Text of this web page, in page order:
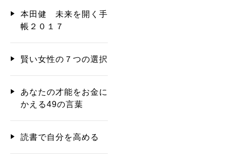
本田健 未来を開く手
帳２０１７
賢い女性の７つの選択
あなたの才能をお金に
かえる49の言葉
読書で自分を高める